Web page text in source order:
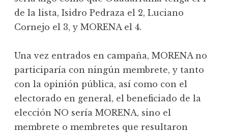
de la lista, Isidro Pedraza el 2, Luciano
Cornejo el 3, y MORENA el 4.
Una vez entrados en campaña, MORENA no
participaría con ningún membrete, y tanto
con la opinión pública, así como con el
electorado en general, el beneficiado de la
elección NO sería MORENA, sino el
membrete o membretes que resultaron